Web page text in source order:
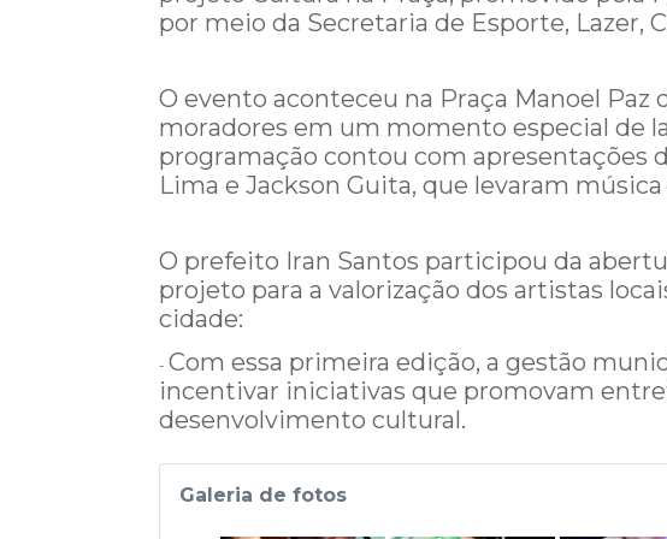
por meio da Secretaria de Esporte, Lazer,
O evento aconteceu na Praça Manoel Paz
moradores em um momento especial de
programação contou com apresentações
Lima e Jackson Guita, que levaram
O prefeito Iran Santos participou da
projeto para a valorização dos artistas
cidade:
- Com essa primeira edição, a gestão
incentivar iniciativas que promovam
desenvolvimento cultural.
Galeria de fotos